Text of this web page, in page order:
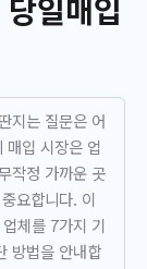
일매입
지는 질문은 어
매입 시장은 업
작정 가까운 곳
요합니다. 이
체를 7가지 기
방법을 안내합